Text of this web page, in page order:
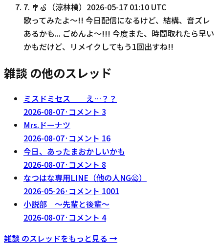
7. 🎐🍏（涼林檎） 2026-05-17 01:10 UTC
歌ってみたよ〜!! 今日配信になるけど、結構、音ズレ
あるかも... ごめんよ〜!!! 今度また、時間取れたら早い
かもだけど、リメイクしてもう1回出すね!!
雑談 の他のスレッド
ミスドミセス え…？？
2026-08-07· コメント 3
Mrs.ドーナツ
2026-08-07· コメント 16
今日、あったまおかしいかも
2026-08-07· コメント 8
なつはな専用LINE（他の人NG🙅）
2026-05-26· コメント 1001
小説部 〜先輩と後輩〜
2026-08-07· コメント 4
雑談 のスレッドをもっと見る →